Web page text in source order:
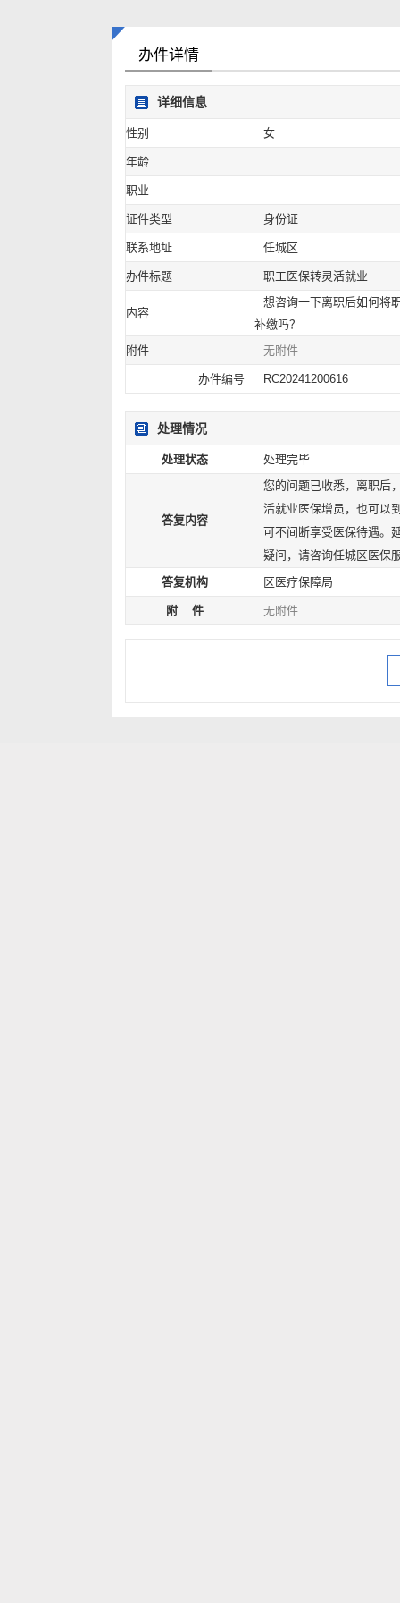
办件详情
详细信息
性别 女
年龄
职业
证件类型 身份证
联系地址 任城区
办件标题 职工医保转灵活就业
内容
想咨询一下离职后如何将
补缴吗？
附件
无附件
办件编号 RC20241200616
处理情况
处理状态 处理完毕
答复内容
您的问题已收悉，离职后
活就业医保增员，也可以
可不间断享受医保待遇。
疑问，请咨询任城区医保
答复机构
区医疗保障局
附 件 无附件